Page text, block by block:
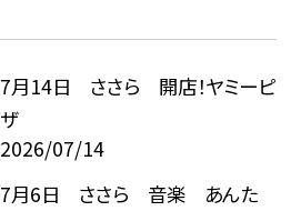
7月14日 ささら 開店！ヤミーピ
ザ
2026/07/14
7月6日 ささら 音楽 あんた